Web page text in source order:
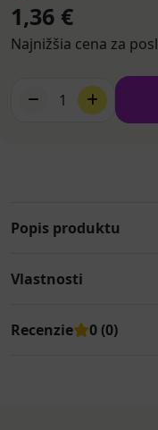
1,36 €
Najnižšia cena za
1
Popis produktu
Vlastnosti
Recenzie 0 (0)